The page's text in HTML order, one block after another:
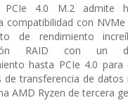
PCIe 4.0 M.2 admite
compatibilidad con NVMe
de rendimiento
RAID con un
hasta PCIe 4.0
de transferencia de datos
AMD Ryzen de tercera